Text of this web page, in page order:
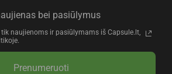
bei pasiūlymus
naujienoms ir pasiūlymams iš Capsule.lt,
Prenumeruoti